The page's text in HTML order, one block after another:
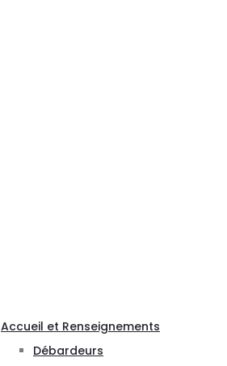
Accueil et Renseignements
Débardeurs